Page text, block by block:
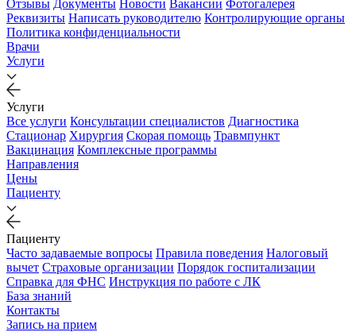
Отзывы Документы Новости Вакансии Фотогалерея
Реквизиты Написать руководителю Контролирующие органы
Политика конфиденциальности
Врачи
Услуги
Услуги
Все услуги Консультации специалистов Диагностика
Стационар Хирургия Скорая помощь Травмпункт
Вакцинация Комплексные программы
Направления
Цены
Пациенту
Пациенту
Часто задаваемые вопросы Правила поведения Налоговый
вычет Страховые организации Порядок госпитализации
Справка для ФНС Инструкция по работе с ЛК
База знаний
Контакты
Запись на прием